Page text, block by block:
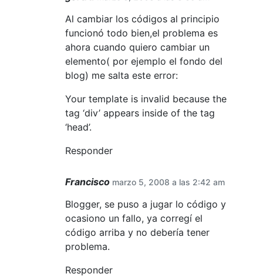
Al cambiar los códigos al principio
funcionó todo bien,el problema es
ahora cuando quiero cambiar un
elemento( por ejemplo el fondo del
blog) me salta este error:
Your template is invalid because the
tag ‘div’ appears inside of the tag
‘head’.
Responder
Francisco marzo 5, 2008 a las 2:42 am
Blogger, se puso a jugar lo código y
ocasiono un fallo, ya corregí el
código arriba y no debería tener
problema.
Responder